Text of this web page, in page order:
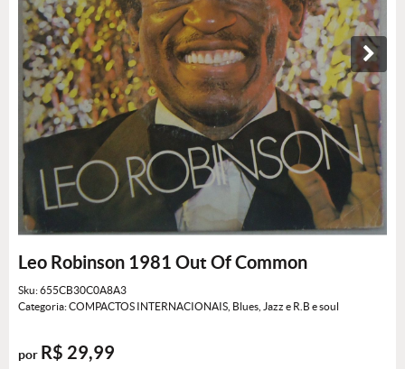
Leo Robinson 1981 Out Of Common
Sku:655CB30C0A8A3
Categoria:COMPACTOS INTERNACIONAIS Blues, Jazz e R.B e soul
por R$ 29,99